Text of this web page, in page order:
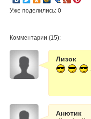
Уже поделились: 0
Комментарии (15):
Лизок
Анютик